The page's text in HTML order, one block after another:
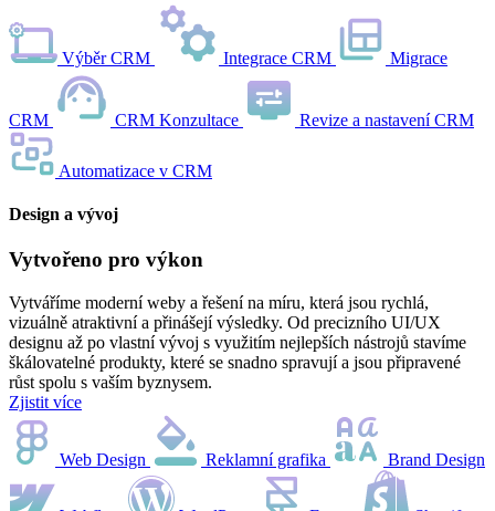
Výběr CRM Integrace CRM Migrace
CRM CRM Konzultace Revize a nastavení CRM
Automatizace v CRM
Design a vývoj
Vytvořeno pro výkon
Vytváříme moderní weby a řešení na míru, která jsou rychlá,
vizuálně atraktivní a přinášejí výsledky. Od precizního UI/UX
designu až po vlastní vývoj s využitím nejlepších nástrojů stavíme
škálovatelné produkty, které se snadno spravují a jsou připravené
růst spolu s vaším byznysem.
Zjistit více
Web Design Reklamní grafika Brand Design